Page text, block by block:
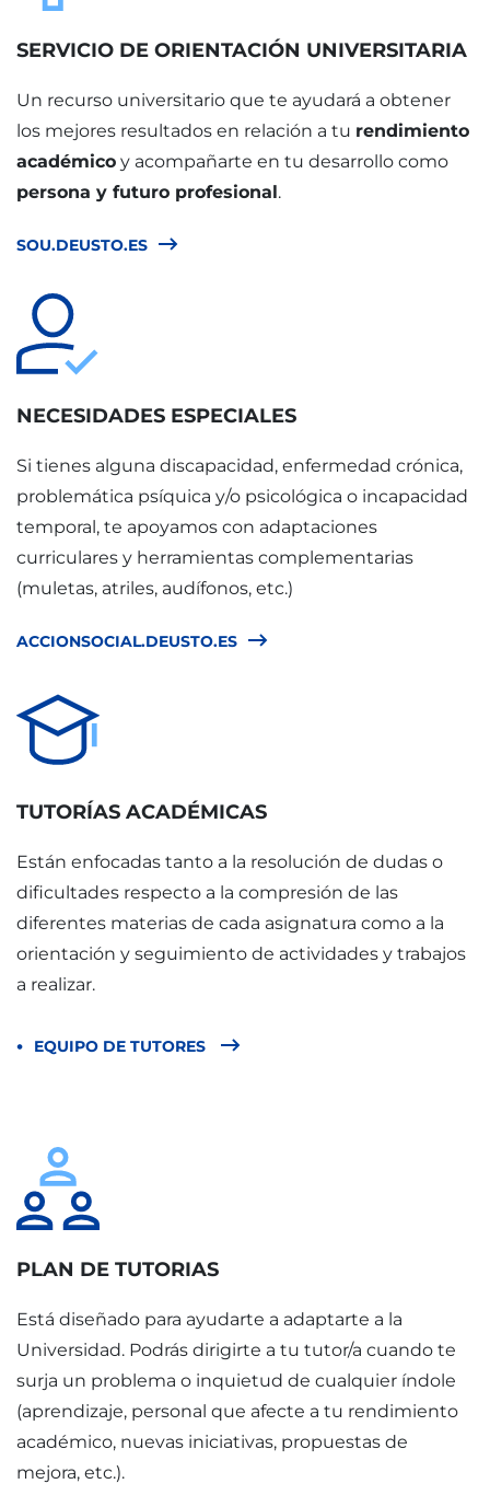
SERVICIO DE ORIENTACIÓN UNIVERSITARIA
Un recurso universitario que te ayudará a obtener
los mejores resultados en relación a tu rendimiento
académico y acompañarte en tu desarrollo como
persona y futuro profesional.
SOU.DEUSTO.ES
NECESIDADES ESPECIALES
Si tienes alguna discapacidad, enfermedad crónica,
problemática psíquica y/o psicológica o incapacidad
temporal, te apoyamos con adaptaciones
curriculares y herramientas complementarias
(muletas, atriles, audífonos, etc.)
ACCIONSOCIAL.DEUSTO.ES
TUTORÍAS ACADÉMICAS
Están enfocadas tanto a la resolución de dudas o
dificultades respecto a la compresión de las
diferentes materias de cada asignatura como a la
orientación y seguimiento de actividades y trabajos
a realizar.
EQUIPO DE TUTORES
PLAN DE TUTORIAS
Está diseñado para ayudarte a adaptarte a la
Universidad. Podrás dirigirte a tu tutor/a cuando te
surja un problema o inquietud de cualquier índole
(aprendizaje, personal que afecte a tu rendimiento
académico, nuevas iniciativas, propuestas de
mejora, etc.).